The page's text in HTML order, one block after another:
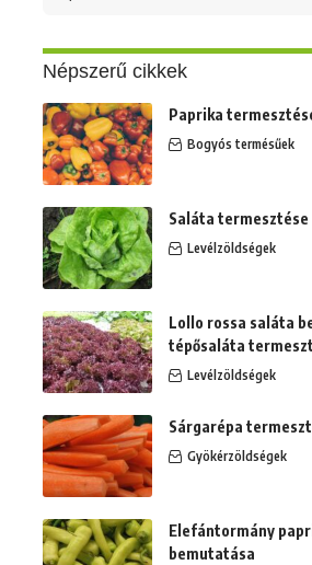
Népszerű cikkek
Paprika
Bogyós termésűek
Saláta termesztése
Levélzöldségek
Lollo rossa saláta
tépősaláta
Levélzöldségek
Sárgarépa
Gyökérzöldségek
Elefántormány
bemutatása